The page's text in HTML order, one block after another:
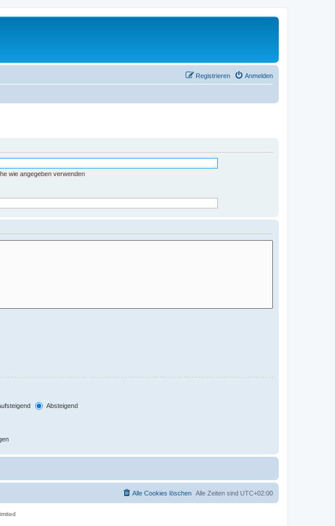
Anmelden
Registrieren
wie angegeben verwenden
Absteigend
Alle Zeiten sind UTC+02:00
Alle Cookies löschen